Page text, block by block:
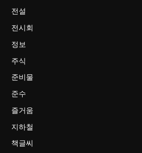
전설
전시회
정보
주식
준비물
준수
즐거움
지하철
책글씨